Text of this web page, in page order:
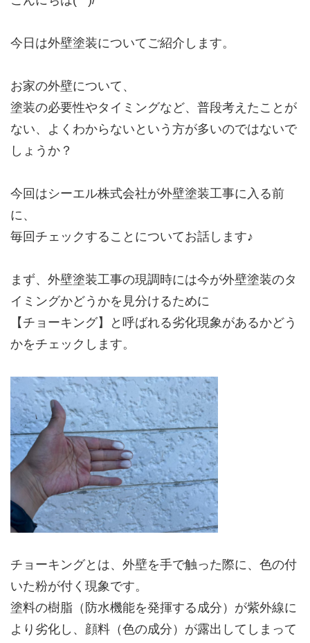
今日は外壁塗装についてご紹介します。
お家の外壁について、
塗装の必要性やタイミングなど、普段考えたことが
ない、よくわからないという方が多いのではないで
しょうか？
今回はシーエル株式会社が外壁塗装工事に入る前
に、
毎回チェックすることについてお話します♪
まず、外壁塗装工事の現調時には今が外壁塗装のタ
イミングかどうかを見分けるために
【チョーキング】と呼ばれる劣化現象があるかどう
かをチェックします。
チョーキングとは、外壁を手で触った際に、色の付
いた粉が付く現象です。
塗料の樹脂（防水機能を発揮する成分）が紫外線に
より劣化し、顔料（色の成分）が露出してしまって